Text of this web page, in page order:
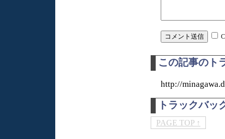
この記事のト
http://
トラックバッ
PAGE TOP ↑